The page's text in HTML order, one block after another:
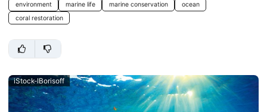
environment marine life marine conservation
ocean
coral restoration
iStock-IBorisoff